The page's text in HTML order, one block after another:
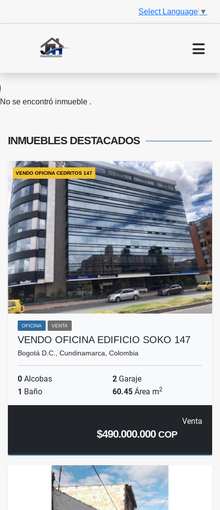
Select Language ▼
No se encontró inmueble .
INMUEBLES DESTACADOS
VENDO OFICINA CEDRITOS 147
OFICINA VENTA
VENDO OFICINA EDIFICIO SOKO 147
Bogotá D.C., Cundinamarca, Colombia
0 Alcobas 2 Garaje
1 Baño 60.45 Área m2
Venta
$490.000.000COP